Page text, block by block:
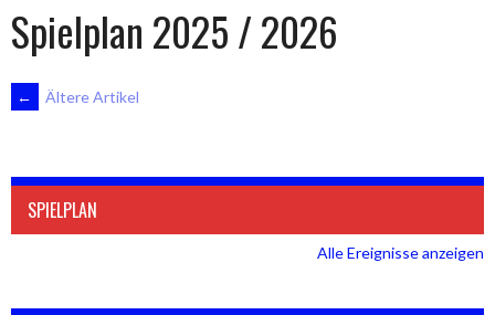
Spielplan 2025 / 2026
BEITRAGSNAVIGATION
← Ältere Artikel
SPIELPLAN
Alle Ereignisse anzeigen